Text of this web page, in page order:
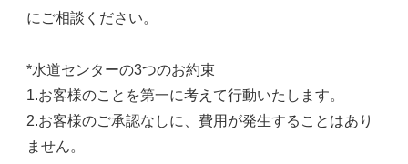
にご相談ください。
*水道センターの3つのお約束
1.お客様のことを第一に考えて行動いたします。
2.お客様のご承認なしに、費用が発生することはあり
ません。